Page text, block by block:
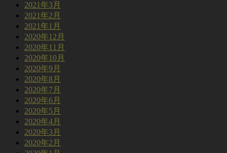
2021年3月
2021年2月
2021年1月
2020年12月
2020年11月
2020年10月
2020年9月
2020年8月
2020年7月
2020年6月
2020年5月
2020年4月
2020年3月
2020年2月